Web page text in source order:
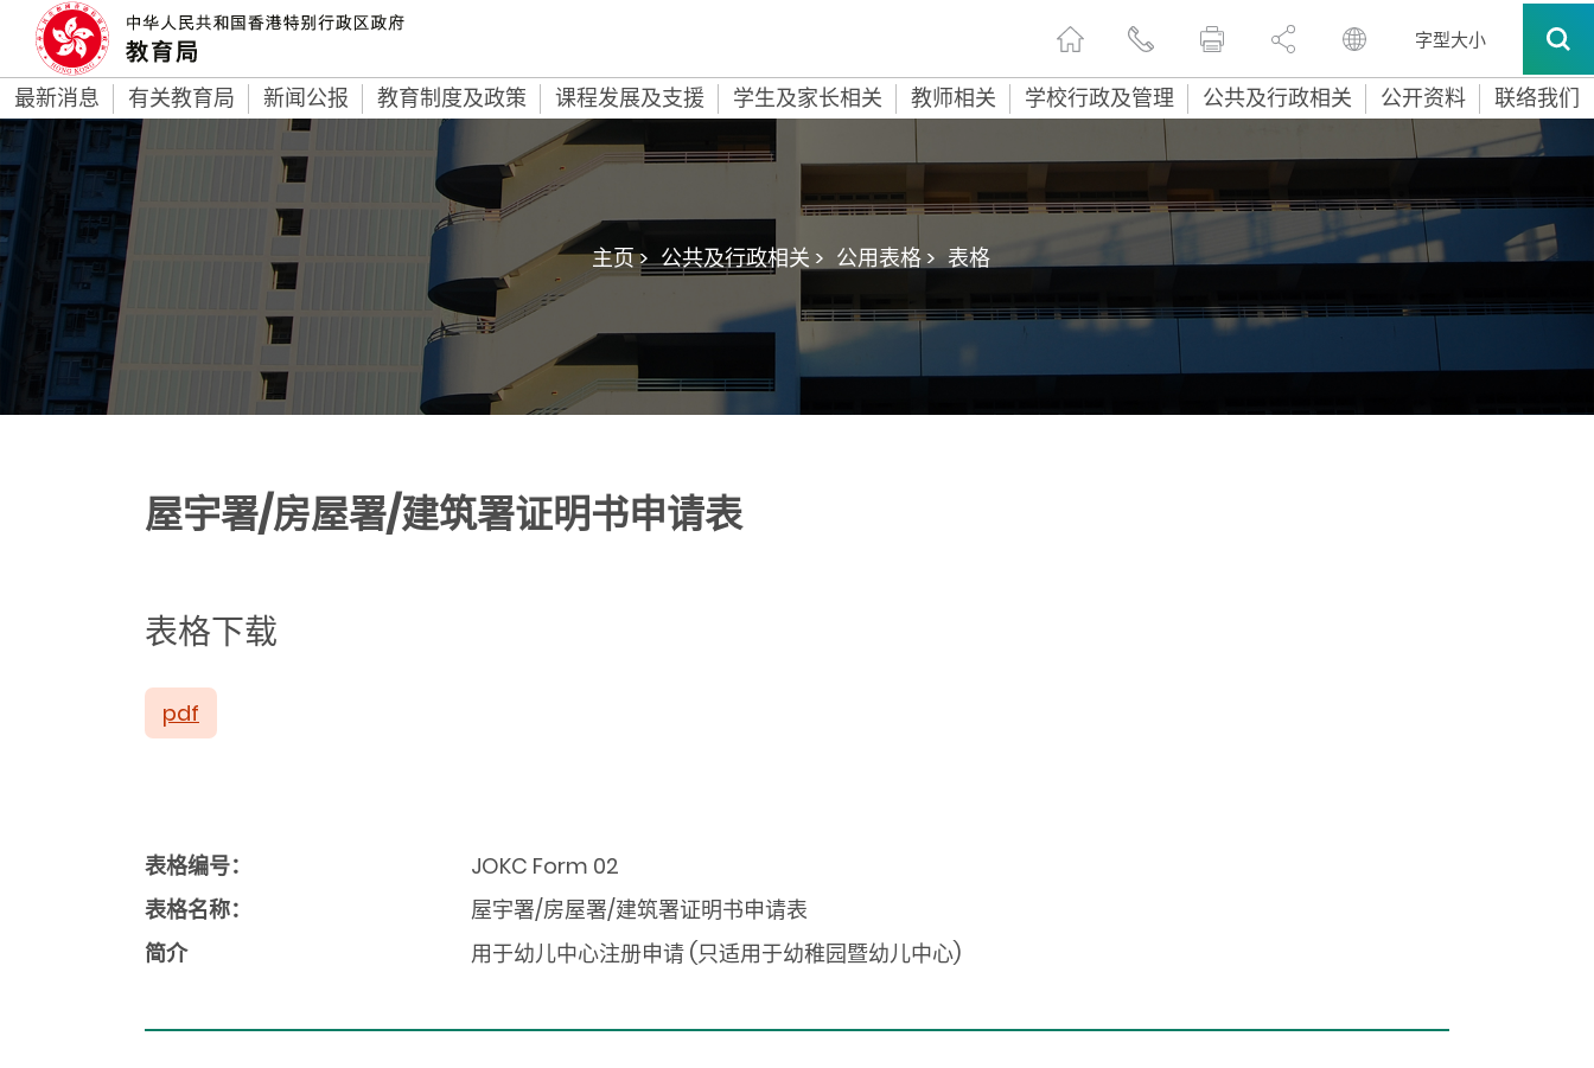
字型大小
最新消息 有关教育局 新闻公报 教育制度及政策 课程发展及支援 学生及家长相关 教师相关 学校行政及管理 公共及行政相关 公开资料 联络我们
主页 > 公共及行政相关 > 公用表格 > 表格
屋宇署/房屋署/建筑署证明书申请表
表格下载
pdf
表格编号：
JOKC Form 02
表格名称：
屋宇署/房屋署/建筑署证明书申请表
简介
用于幼儿中心注册申请 (只适用于幼稚园暨幼儿中心)